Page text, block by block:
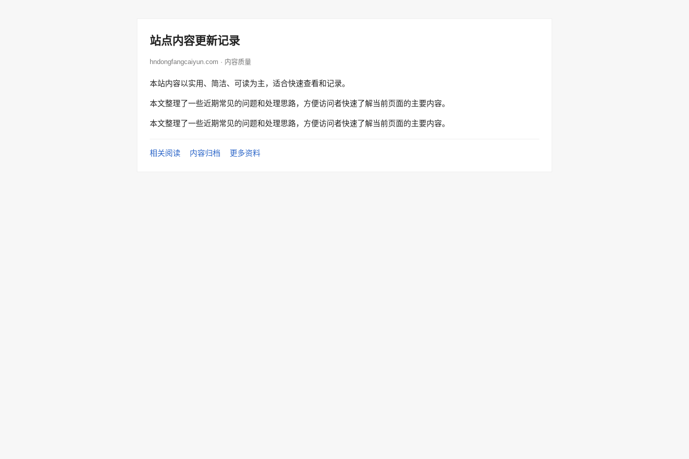
站点内容更新记录
hndongfangcaiyun.com · 内容质量
本站内容以实用、简洁、可读为主，适合快速查看和记录。
本文整理了一些近期常见的问题和处理思路，方便访问者快速了解当前页面的主要内容。
本文整理了一些近期常见的问题和处理思路，方便访问者快速了解当前页面的主要内容。
相关阅读 内容归档 更多资料